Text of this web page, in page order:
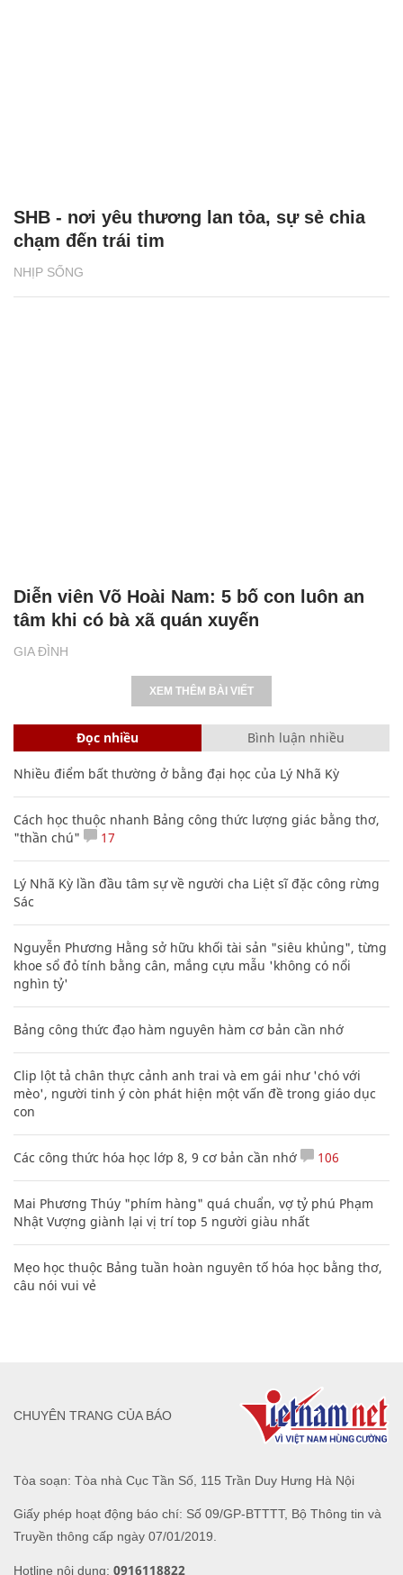
NHỊP SỐNG
SHB - nơi yêu thương lan tỏa, sự sẻ chia
chạm đến trái tim
GIA ĐÌNH
Diễn viên Võ Hoài Nam: 5 bố con luôn an
tâm khi có bà xã quán xuyến
XEM THÊM BÀI VIẾT
Đọc nhiều Bình luận nhiều
Nhiều điểm bất thường ở bằng đại học của Lý Nhã Kỳ
Cách học thuộc nhanh Bảng công thức lượng giác bằng thơ,
"thần chú"
17
Lý Nhã Kỳ lần đầu tâm sự về người cha Liệt sĩ đặc công rừng
Sác
Nguyễn Phương Hằng sở hữu khối tài sản "siêu khủng", từng
khoe sổ đỏ tính bằng cân, mắng cựu mẫu 'không có nổi
nghìn tỷ'
Bảng công thức đạo hàm nguyên hàm cơ bản cần nhớ
Clip lột tả chân thực cảnh anh trai và em gái như 'chó với
mèo', người tinh ý còn phát hiện một vấn đề trong giáo dục
con
Các công thức hóa học lớp 8, 9 cơ bản cần nhớ 106
Mai Phương Thúy "phím hàng" quá chuẩn, vợ tỷ phú Phạm
Nhật Vượng giành lại vị trí top 5 người giàu nhất
Mẹo học thuộc Bảng tuần hoàn nguyên tố hóa học bằng thơ,
câu nói vui vẻ
Tòa soạn: Tòa nhà Cục Tần Số, 115 Trần Duy Hưng Hà Nội
Giấy phép hoạt động báo chí: Số 09/GP-BTTTT, Bộ Thông tin và
Truyền thông cấp ngày 07/01/2019.
Hotline nội dung: 0916118822
CHUYÊN TRANG CỦA BÁO